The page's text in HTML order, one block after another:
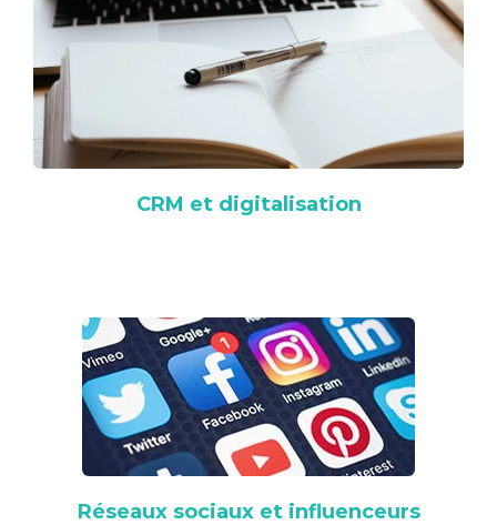
CRM et digitalisation
Réseaux sociaux et influenceurs